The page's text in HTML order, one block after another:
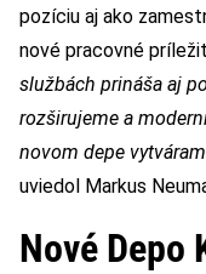
pozíciu aj ako
nové pracovné
službách prináša aj
rozširujeme a
novom depe
uviedol Markus
Nové Depo